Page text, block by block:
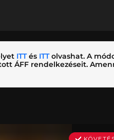
ITTés ITTolvashat. A
ÁFF rendelkezéseit.